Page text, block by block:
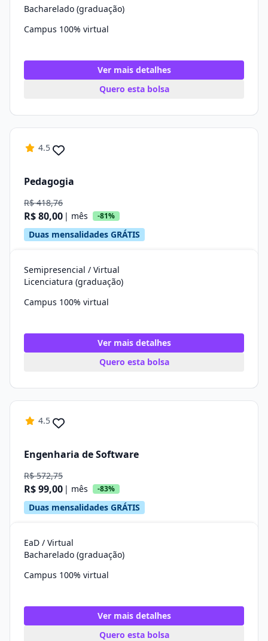
Bacharelado (graduação)
Campus 100% virtual
Ver mais detalhes
Quero esta bolsa
4.5
Pedagogia
R$ 418,76
R$ 80,00 | mês -81%
Duas mensalidades GRÁTIS
Semipresencial / Virtual
Licenciatura (graduação)
Campus 100% virtual
Ver mais detalhes
Quero esta bolsa
4.5
Engenharia de Software
R$ 572,75
R$ 99,00 | mês -83%
Duas mensalidades GRÁTIS
EaD / Virtual
Bacharelado (graduação)
Campus 100% virtual
Ver mais detalhes
Quero esta bolsa